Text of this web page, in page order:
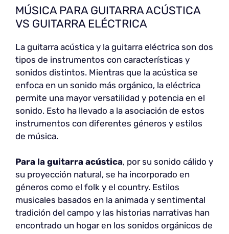
MÚSICA PARA GUITARRA ACÚSTICA
VS GUITARRA ELÉCTRICA
La guitarra acústica y la guitarra eléctrica son dos
tipos de instrumentos con características y
sonidos distintos. Mientras que la acústica se
enfoca en un sonido más orgánico, la eléctrica
permite una mayor versatilidad y potencia en el
sonido. Esto ha llevado a la asociación de estos
instrumentos con diferentes géneros y estilos
de música.
Para la guitarra acústica, por su sonido cálido y
su proyección natural, se ha incorporado en
géneros como el folk y el country. Estilos
musicales basados en la animada y sentimental
tradición del campo y las historias narrativas han
encontrado un hogar en los sonidos orgánicos de